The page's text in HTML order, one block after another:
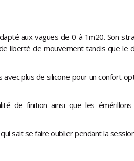
aux vagues de 0 à 1m20. Son
liberté de mouvement tandis que le
plus de silicone pour un confort
de finition ainsi que les
sait se faire oublier pendant la